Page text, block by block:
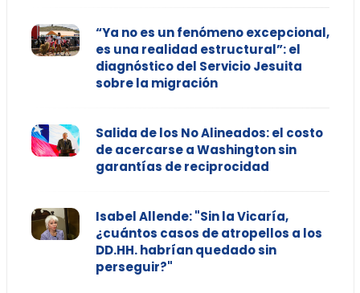
“Ya no es un fenómeno excepcional,
es una realidad estructural”: el
diagnóstico del Servicio Jesuita
sobre la migración
Salida de los No Alineados: el costo
de acercarse a Washington sin
garantías de reciprocidad
Isabel Allende: "Sin la Vicaría,
¿cuántos casos de atropellos a los
DD.HH. habrían quedado sin
perseguir?"